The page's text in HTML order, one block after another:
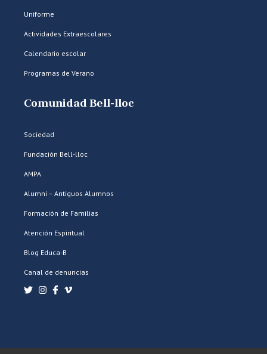
Uniforme
Actividades Extraescolares
Calendario escolar
Programas de Verano
Comunidad Bell-lloc
Sociedad
Fundación Bell-lloc
AMPA
Alumni – Antiguos Alumnos
Formación de Familias
Atención Espiritual
Blog Educa-B
Canal de denuncias